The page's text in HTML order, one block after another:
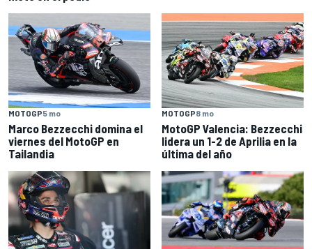
MOTOGP5 mo
Marco Bezzecchi domina el
viernes del MotoGP en
Tailandia
MOTOGP8 mo
MotoGP Valencia: Bezzecchi
lidera un 1-2 de Aprilia en la
última del año